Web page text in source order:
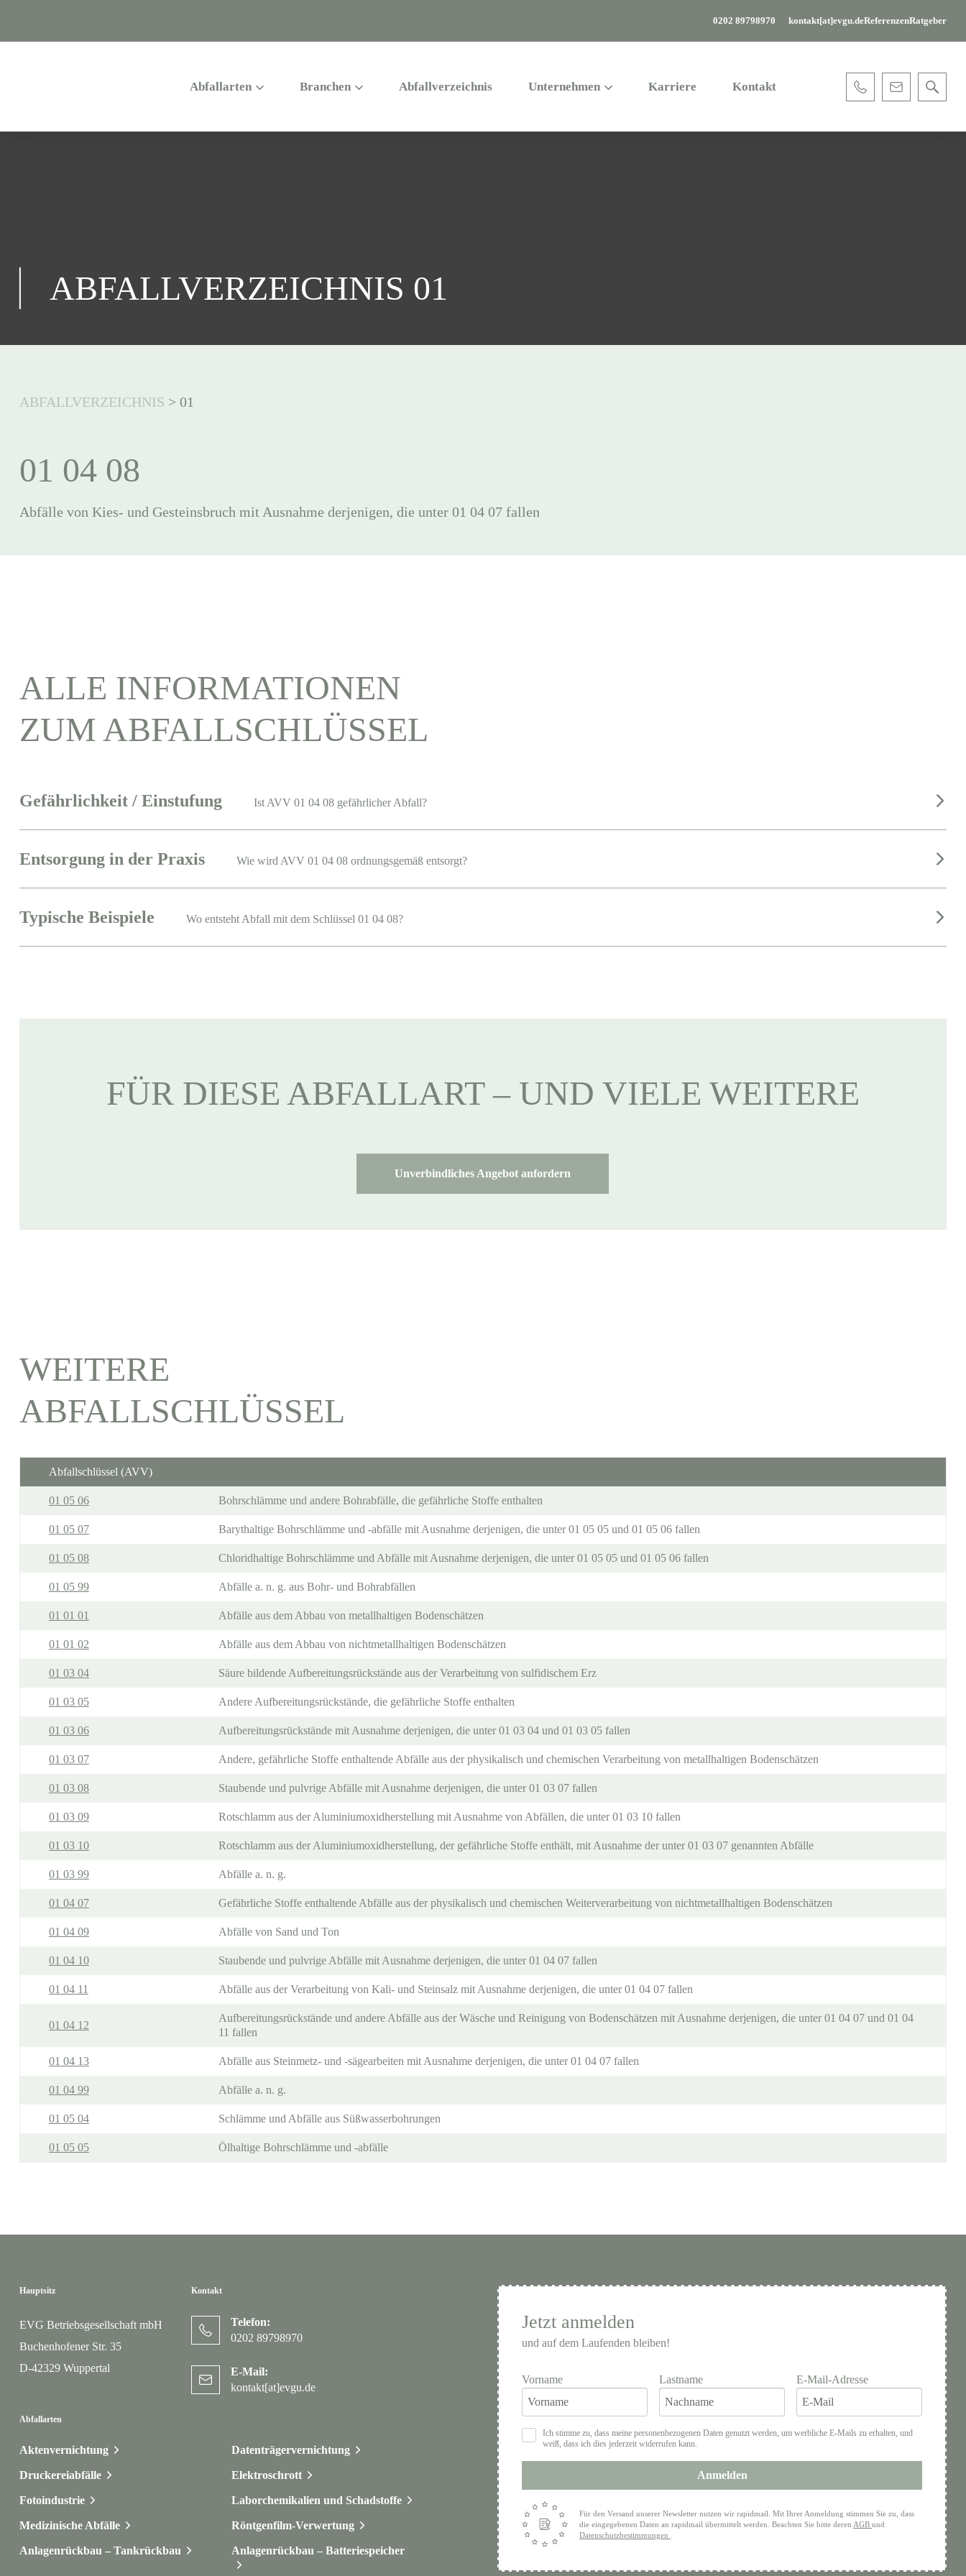
0202 89798970 kontakt[at]evgu.deReferenzenRatgeber
Abfallarten Branchen Abfallverzeichnis Unternehmen Karriere Kontakt
ABFALLVERZEICHNIS 01
ABFALLVERZEICHNIS > 01
01 04 08
Abfälle von Kies- und Gesteinsbruch mit Ausnahme derjenigen, die unter 01 04 07 fallen
ALLE INFORMATIONEN
ZUM ABFALLSCHLÜSSEL
Gefährlichkeit / Einstufung Ist AVV 01 04 08 gefährlicher Abfall?
Entsorgung in der Praxis Wie wird AVV 01 04 08 ordnungsgemäß entsorgt?
Typische Beispiele Wo entsteht Abfall mit dem Schlüssel 01 04 08?
FÜR DIESE ABFALLART – UND VIELE WEITERE
Unverbindliches Angebot anfordern
WEITERE
ABFALLSCHLÜSSEL
Abfallschlüssel (AVV)
01 05 06 Bohrschlämme und andere Bohrabfälle, die gefährliche Stoffe enthalten
01 05 07 Barythaltige Bohrschlämme und -abfälle mit Ausnahme derjenigen, die unter 01 05 05 und 01 05 06 fallen
01 05 08 Chloridhaltige Bohrschlämme und Abfälle mit Ausnahme derjenigen, die unter 01 05 05 und 01 05 06 fallen
01 05 99 Abfälle a. n. g. aus Bohr- und Bohrabfällen
01 01 01 Abfälle aus dem Abbau von metallhaltigen Bodenschätzen
01 01 02 Abfälle aus dem Abbau von nichtmetallhaltigen Bodenschätzen
01 03 04 Säure bildende Aufbereitungsrückstände aus der Verarbeitung von sulfidischem Erz
01 03 05 Andere Aufbereitungsrückstände, die gefährliche Stoffe enthalten
01 03 06 Aufbereitungsrückstände mit Ausnahme derjenigen, die unter 01 03 04 und 01 03 05 fallen
01 03 07 Andere, gefährliche Stoffe enthaltende Abfälle aus der physikalisch und chemischen Verarbeitung von metallhaltigen Bodenschätzen
01 03 08 Staubende und pulvrige Abfälle mit Ausnahme derjenigen, die unter 01 03 07 fallen
01 03 09 Rotschlamm aus der Aluminiumoxidherstellung mit Ausnahme von Abfällen, die unter 01 03 10 fallen
01 03 10 Rotschlamm aus der Aluminiumoxidherstellung, der gefährliche Stoffe enthält, mit Ausnahme der unter 01 03 07 genannten Abfälle
01 03 99 Abfälle a. n. g.
01 04 07 Gefährliche Stoffe enthaltende Abfälle aus der physikalisch und chemischen Weiterverarbeitung von nichtmetallhaltigen Bodenschätzen
01 04 09 Abfälle von Sand und Ton
01 04 10 Staubende und pulvrige Abfälle mit Ausnahme derjenigen, die unter 01 04 07 fallen
01 04 11 Abfälle aus der Verarbeitung von Kali- und Steinsalz mit Ausnahme derjenigen, die unter 01 04 07 fallen
01 04 12
Aufbereitungsrückstände und andere Abfälle aus der Wäsche und Reinigung von Bodenschätzen mit Ausnahme derjenigen, die unter 01 04 07 und 01 04
11 fallen
01 04 13 Abfälle aus Steinmetz- und -sägearbeiten mit Ausnahme derjenigen, die unter 01 04 07 fallen
01 04 99 Abfälle a. n. g.
01 05 04 Schlämme und Abfälle aus Süßwasserbohrungen
01 05 05 Ölhaltige Bohrschlämme und -abfälle
Hauptsitz
EVG Betriebsgesellschaft mbH
Buchenhofener Str. 35
D-42329 Wuppertal
Kontakt
Telefon:
0202 89798970
E-Mail:
kontakt[at]evgu.de
Abfallarten
Aktenvernichtung Datenträgervernichtung
Druckereiabfälle Elektroschrott
Fotoindustrie Laborchemikalien und Schadstoffe
Medizinische Abfälle Röntgenfilm-Verwertung
Anlagenrückbau – Tankrückbau Anlagenrückbau – Batteriespeicher
Jetzt anmelden
und auf dem Laufenden bleiben!
Vorname Lastname E-Mail-Adresse
Ich stimme zu, dass meine personenbezogenen Daten genutzt werden, um werbliche E-Mails zu erhalten, und
weiß, dass ich dies jederzeit widerrufen kann.
Anmelden
Für den Versand unserer Newsletter nutzen wir rapidmail. Mit Ihrer Anmeldung stimmen Sie zu, dass
die eingegebenen Daten an rapidmail übermittelt werden. Beachten Sie bitte deren AGB und
Datenschutzbestimmungen